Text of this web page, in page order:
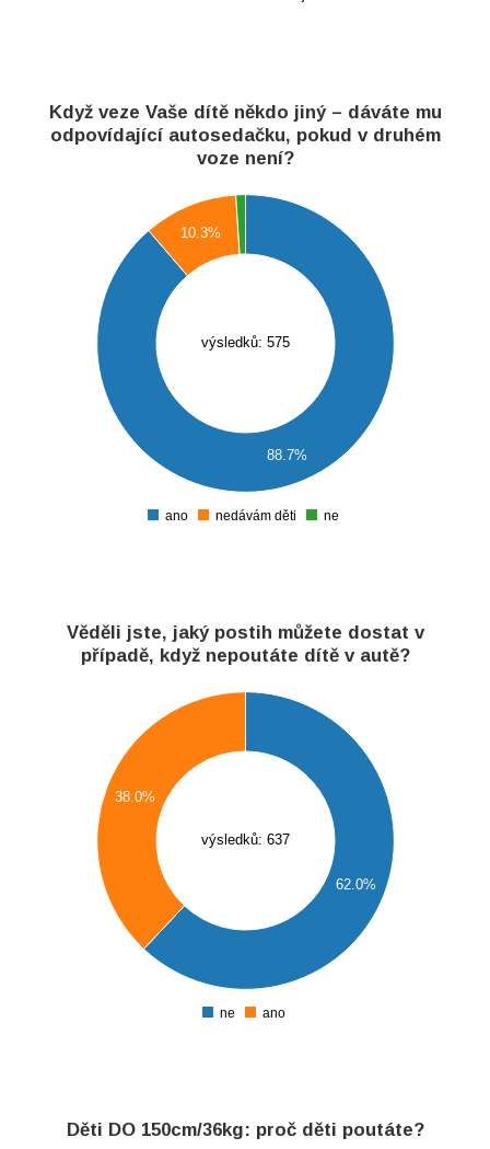
Když veze Vaše dítě někdo jiný – dáváte mu
odpovídající autosedačku, pokud v druhém
voze není?
výsledků: 575
88.7%
10.3%
ano nedávám děti ne
Věděli jste, jaký postih můžete dostat v
případě, když nepoutáte dítě v autě?
výsledků: 637
62.0%
38.0%
ne ano
Děti DO 150cm/36kg: proč děti poutáte?